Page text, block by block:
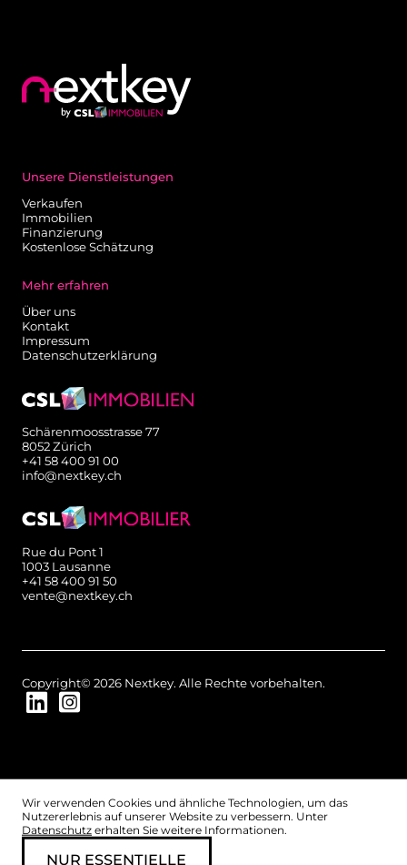
Unsere Dienstleistungen
Verkaufen
Immobilien
Finanzierung
Kostenlose Schätzung
Mehr erfahren
Über uns
Kontakt
Impressum
Datenschutzerklärung
Schärenmoosstrasse 77
8052 Zürich
+41 58 400 91 00
info@nextkey.ch
Rue du Pont 1
1003 Lausanne
+41 58 400 91 50
vente@nextkey.ch
Copyright© 2026 Nextkey. Alle Rechte vorbehalten.
Wir verwenden Cookies und ähnliche Technologien, um das
Nutzererlebnis auf unserer Website zu verbessern. Unter
Datenschutz erhalten Sie weitere Informationen.
NUR ESSENTIELLE